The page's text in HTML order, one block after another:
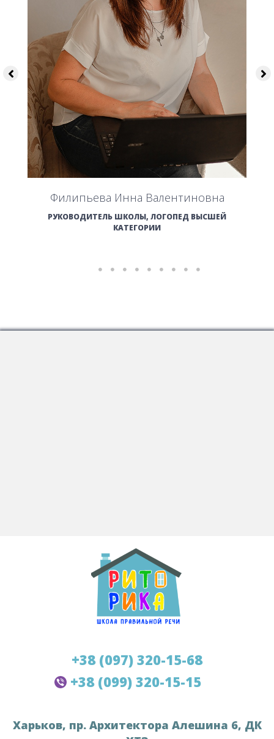
Филипьева Инна Валентиновна
РУКОВОДИТЕЛЬ ШКОЛЫ, ЛОГОПЕД ВЫСШЕЙ
КАТЕГОРИИ
+38 (097) 320-15-68
+38 (099) 320-15-15
Харьков, пр. Архитектора Алешина 6, ДК